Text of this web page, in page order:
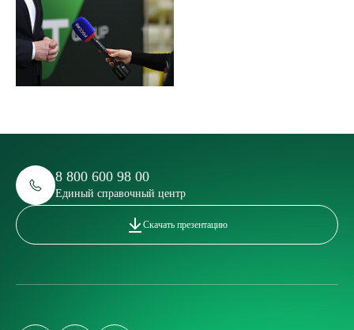
8 800 600 98 00
Единый справочный центр
Скачать презентацию